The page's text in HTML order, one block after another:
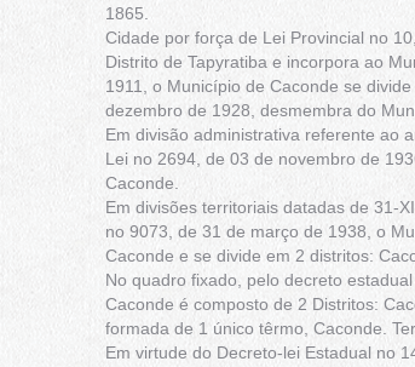
1865.
Cidade por força de Lei Provincial no
Distrito de Tapyratiba e incorpora ao
1911, o Município de Caconde se
dezembro de 1928, desmembra do
Em divisão administrativa referente ao
Lei no 2694, de 03 de novembro de
Caconde.
Em divisões territoriais datadas de 31-
no 9073, de 31 de março de 1938, o
Caconde e se divide em 2 distritos:
No quadro fixado, pelo decreto
Caconde é composto de 2 Distritos:
formada de 1 único têrmo, Caconde.
Em virtude do Decreto-lei Estadual no